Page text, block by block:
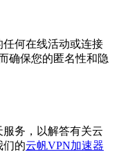
何在线活动或连接
确保您的匿名性和隐
务，以解答有关云
们的云帆VPN加速器